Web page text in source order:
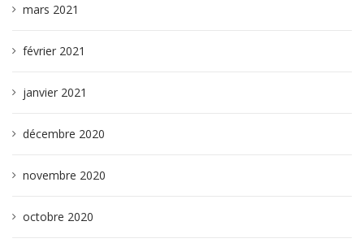
mars 2021
février 2021
janvier 2021
décembre 2020
novembre 2020
octobre 2020